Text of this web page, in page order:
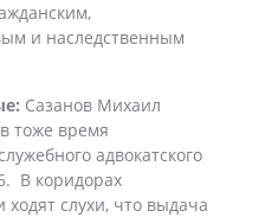
и наследственным
Сазанов Михаил
тоже время
адвокатского
В коридорах
слухи, что выдача